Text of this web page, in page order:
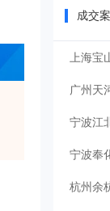
成交
上海宝
广州天
宁波江
宁波奉
杭州余